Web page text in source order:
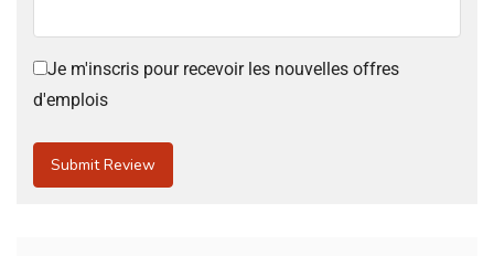
Je m'inscris pour recevoir les nouvelles offres
d'emplois